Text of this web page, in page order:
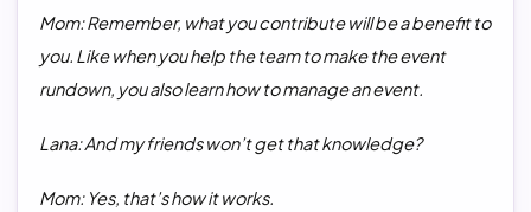
Mom: Remember, what you contribute will be a benefit to
you. Like when you help the team to make the event
rundown, you also learn how to manage an event.
Lana: And my friends won’t get that knowledge?
Mom: Yes, that’s how it works.